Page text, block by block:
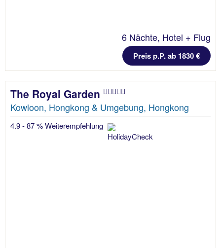
6 Nächte, Hotel + Flug
Preis p.P. ab 1830 €
The Royal Garden
Kowloon, Hongkong & Umgebung, Hongkong
4.9 - 87 % Weiterempfehlung